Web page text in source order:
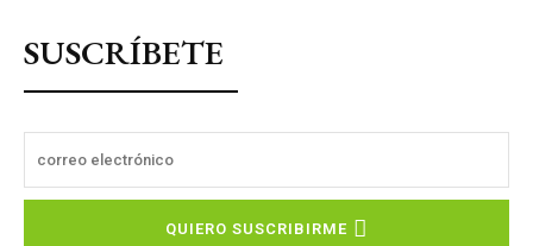
SUSCRÍBETE
QUIERO SUSCRIBIRME